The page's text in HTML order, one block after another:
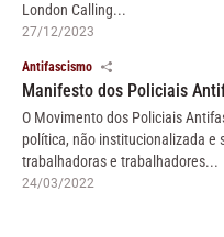
London Calling...
27/12/2023
Antifascismo
Manifesto dos Policiais
O Movimento dos Policiais
política, não institucionalizada e
trabalhadoras e trabalhadores...
24/03/2022